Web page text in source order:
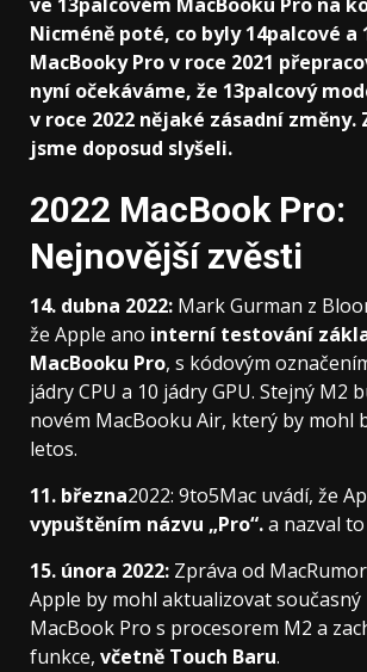
Nicméně poté, co byly 14palcové a
MacBooky Pro v roce 2021
nyní očekáváme, že 13palcový
v roce 2022 nějaké zásadní změny.
jsme doposud slyšeli.
2022 MacBook Pro:
Nejnovější zvěsti
14. dubna 2022: Mark Gurman z
že Apple ano interní testování
MacBooku Pro, s kódovým
jádry CPU a 10 jádry GPU. Stejný M2
novém MacBooku Air, který by mohl
letos.
11. března2022: 9to5Mac uvádí, že
vypuštěním názvu „Pro“.a nazval
15. února 2022: Zpráva od
Apple by mohl aktualizovat současný
MacBook Pro s procesorem M2 a
funkce, včetně Touch Baru.